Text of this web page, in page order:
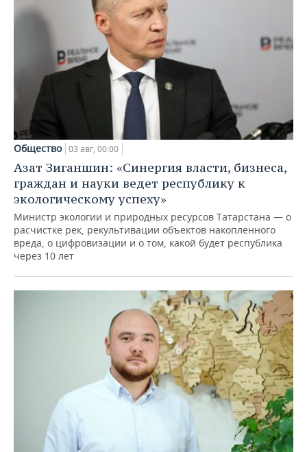
Общество 03 авг, 00:00
Азат Зиганшин: «Синергия власти, бизнеса,
граждан и науки ведет республику к
экологическому успеху»
Министр экологии и природных ресурсов Татарстана — о
расчистке рек, рекультивации объектов накопленного
вреда, о цифровизации и о том, какой будет республика
через 10 лет